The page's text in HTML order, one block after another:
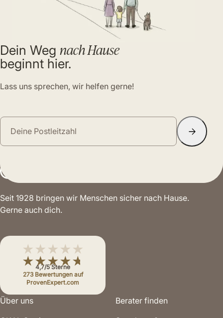
Dein Wegnach Hause
beginnt hier.
Lass uns sprechen, wir helfen gerne!
Seit 1928 bringen wir Menschen sicher nach Hause.
Gerne auch dich.
★★★★★
★★★★★
4,7/5 Sterne
273 Bewertungen auf
ProvenExpert.com
Über uns
Berater finden